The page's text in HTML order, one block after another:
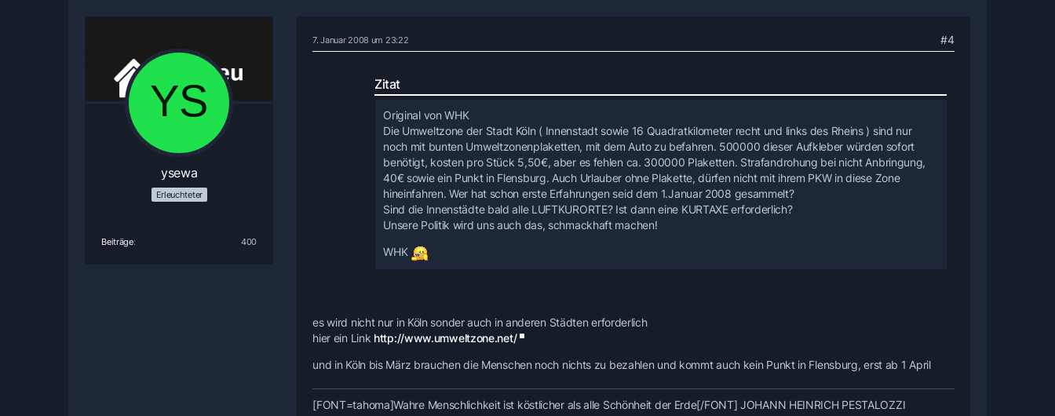
ysewa
Erleuchteter
Beiträge 400
7. Januar 2008 um 23:22 #4
Zitat
Original von WHK
Die Umweltzone der Stadt Köln ( Innenstadt sowie 16 Quadratkilometer recht und links des Rheins ) sind nur
noch mit bunten Umweltzonenplaketten, mit dem Auto zu befahren. 500000 dieser Aufkleber würden sofort
benötigt, kosten pro Stück 5,50€, aber es fehlen ca. 300000 Plaketten. Strafandrohung bei nicht Anbringung,
40€ sowie ein Punkt in Flensburg. Auch Urlauber ohne Plakette, dürfen nicht mit ihrem PKW in diese Zone
hineinfahren. Wer hat schon erste Erfahrungen seid dem 1.Januar 2008 gesammelt?
Sind die Innenstädte bald alle LUFTKURORTE? Ist dann eine KURTAXE erforderlich?
Unsere Politik wird uns auch das, schmackhaft machen!
WHK
es wird nicht nur in Köln sonder auch in anderen Städten erforderlich
hier ein Link http://www.umweltzone.net/
und in Köln bis März brauchen die Menschen noch nichts zu bezahlen und kommt auch kein Punkt in Flensburg, erst ab 1 April
[FONT=tahoma]Wahre Menschlichkeit ist köstlicher als alle Schönheit der Erde[/FONT] JOHANN HEINRICH PESTALOZZI